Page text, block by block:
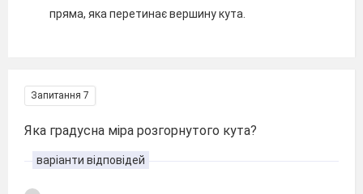
пряма, яка перетинає вершину кута.
Запитання 7
Яка градусна міра розгорнутого кута?
варіанти відповідей